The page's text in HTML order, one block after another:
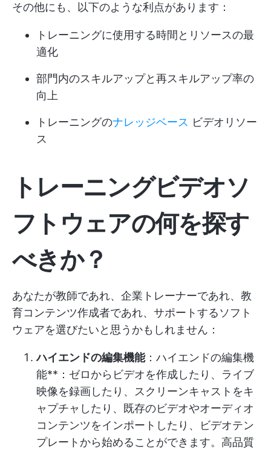
その他にも、以下のような利点があります：
トレーニングに使用する時間とリソースの最
適化
部門内のスキルアップと再スキルアップ率の
向上
トレーニングのナレッジベース ビデオリソー
ス
トレーニングビデオソ
フトウェアの何を探す
べきか？
あなたが教師であれ、企業トレーナーであれ、教
育コンテンツ作成者であれ、サポートするソフト
ウェアを選びたいと思うかもしれません：
ハイエンドの編集機能：ハイエンドの編集機
能**：ゼロからビデオを作成したり、ライブ
映像を録画したり、スクリーンキャストをキ
ャプチャしたり、既存のビデオやオーディオ
コンテンツをインポートしたり、ビデオテン
プレートから始めることができます。高品質